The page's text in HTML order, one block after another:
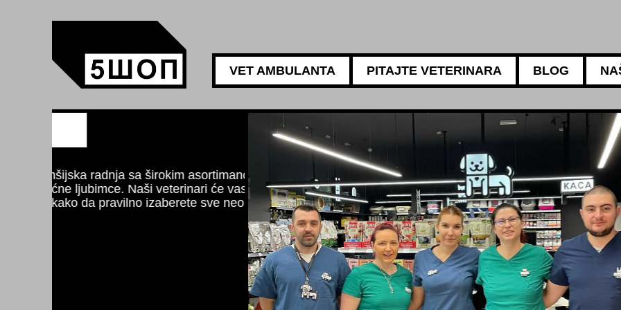
VET AMBULANTA PITAJTE VETERINARA BLOG
5АМБУЛАНТА
Za sve potrebe vaših
Naši iskusni veterinari
ishrani, negi i higijeni